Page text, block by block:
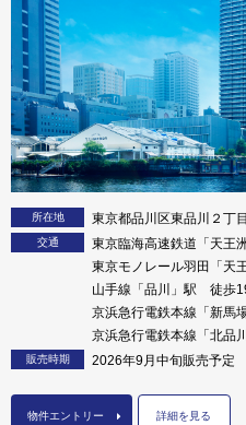
所在地 東京都品川区東品川２丁
交通
東京臨海高速鉄道「天
東京モノレール羽田「
山手線「品川」駅 徒歩
京浜急行電鉄本線「新
京浜急行電鉄本線「北
販売時期 2026年9月中旬販売予定
物件エントリー 詳細を見る